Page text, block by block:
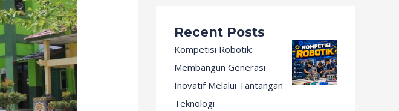
Recent Posts
Kompetisi Robotik:
Membangun Generasi
Inovatif Melalui Tantangan
Teknologi